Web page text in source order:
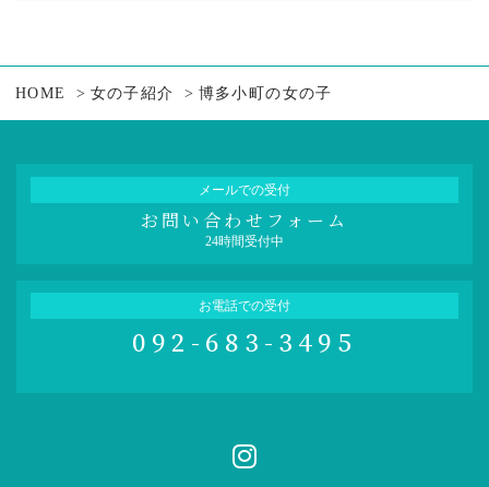
HOME 女の子紹介 博多小町の女の子
メールでの受付
お問い合わせフォーム
24時間受付中
お電話での受付
092-683-3495